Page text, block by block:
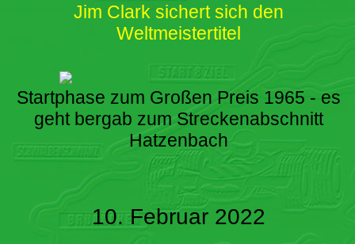
Jim Clark sichert sich den
Weltmeistertitel
Startphase zum Großen Preis 1965 - es
geht bergab zum Streckenabschnitt
Hatzenbach
10. Februar 2022